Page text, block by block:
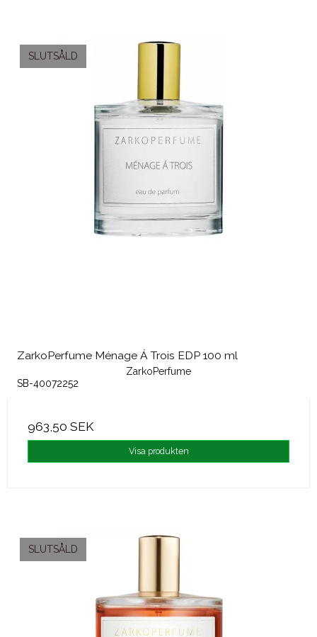
SLUTSÅLD
ZarkoPerfume Ménage Á Trois EDP 100 ml
ZarkoPerfume
SB-40072252
963,50 SEK
Visa produkten
SLUTSÅLD